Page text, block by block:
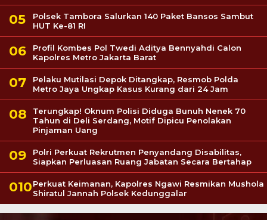
Polsek Tambora Salurkan 140 Paket Bansos Sambut
HUT Ke-81 RI
Profil Kombes Pol Twedi Aditya Bennyahdi Calon
Kapolres Metro Jakarta Barat
Pelaku Mutilasi Depok Ditangkap, Resmob Polda
Metro Jaya Ungkap Kasus Kurang dari 24 Jam
Terungkap! Oknum Polisi Diduga Bunuh Nenek 70
Tahun di Deli Serdang, Motif Dipicu Penolakan
Pinjaman Uang
Polri Perkuat Rekrutmen Penyandang Disabilitas,
Siapkan Perluasan Ruang Jabatan Secara Bertahap
Perkuat Keimanan, Kapolres Ngawi Resmikan Mushola
Shiratul Jannah Polsek Kedunggalar